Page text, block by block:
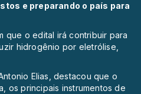
e preparando o país para
que o edital irá contribuir para
hidrogênio por eletrólise,
Elias, destacou que o
os principais instrumentos de